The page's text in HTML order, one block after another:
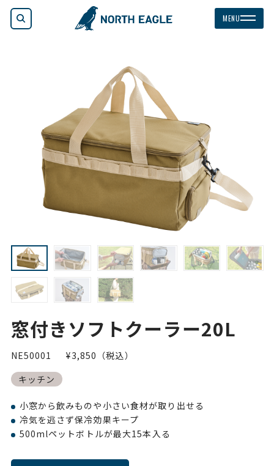
MENU検索
窓付きソフトクーラー20L
NE50001
¥3,850（税込）
キッチン
小窓から飲みものや小さい食材が取り出せる
冷気を逃さず保冷効果キープ
500mlペットボトルが最大15本入る